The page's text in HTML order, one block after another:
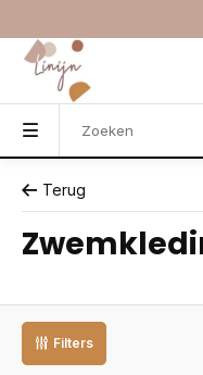
Terug
Filters